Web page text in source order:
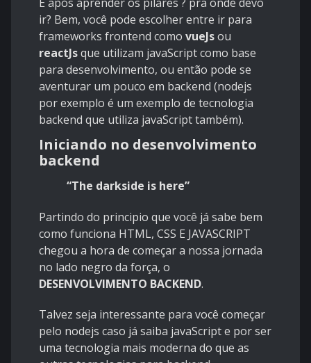
ir? Bem, você pode escolher entre ir para
frameworks frontend como vueJsou
reactJsque utilizam javaScript como base
para desenvolvimento, ou então pode se
aventurar um pouco em backend (nodejs
por exemplo é um exemplo de tecnologia
backend que utiliza javaScript também).
Iniciando no desenvolvimento
backend
“The darkside is here”
Partindo do principio que você já sabe bem
como funciona HTML, CSS E JAVASCRIPT
chegou a hora de começar a nossa jornada
no lado negro da força, o
DESENVOLVIMENTO BACKEND.
Talvez seja interessante para você começar
pelo nodejs caso já saiba javaScript e por ser
uma tecnologia mais moderna do que as